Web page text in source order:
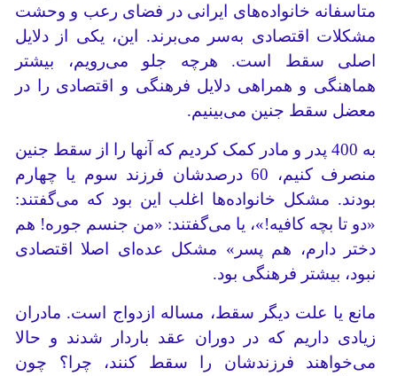
متاسفانه خانواده‌های ایرانی در فضای رعب و وحشت
مشکلات اقتصادی به‌سر می‌برند. این، یکی از دلایل
اصلی سقط است. هرچه جلو می‌رویم، بیشتر
هماهنگی و همراهی دلایل فرهنگی و اقتصادی را در
معضل سقط جنین می‌بینیم.
به 400 پدر و مادر کمک کردیم که آنها را از سقط جنین
منصرف کنیم، 60 درصدشان فرزند سوم یا چهارم
بودند. مشکل خانواده‌ها اغلب این بود که می‌گفتند:
«دو تا بچه کافیه!»، یا می‌گفتند: «من جنسم جوره! هم
دختر دارم، هم پسر» مشکل عده‌ای اصلا اقتصادی
نبود، بیشتر فرهنگی بود.
مانع یا علت دیگر سقط، مساله ازدواج است. مادران
زیادی داریم که در دوران عقد باردار شدند و حالا
می‌خواهند فرزندشان را سقط کنند، چرا؟ چون